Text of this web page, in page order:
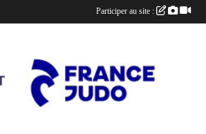
Participer au site :